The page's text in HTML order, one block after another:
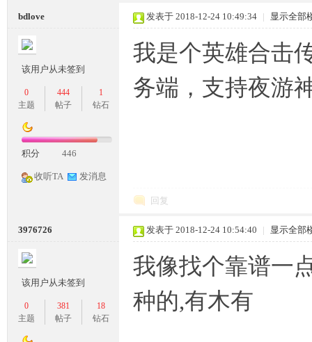
龙,
G
bdlove
该用户从未签到
0
主题
444
帖子
1
钻石
积分 446
收听TA 发消息
发表于 2018-12-24 10:49:34 | 显示全部
我是个英雄合击
务端，支持夜游
回复
3976726
该用户从未签到
0
主题
381
帖子
18
钻石
发表于 2018-12-24 10:54:40 | 显示全部
我像找个靠谱一
种的,有木有